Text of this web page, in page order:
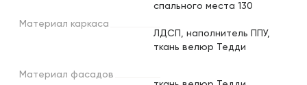
спального места 130
Материал каркаса
ЛДСП, наполнитель ППУ,
ткань велюр Тедди
Материал фасадов